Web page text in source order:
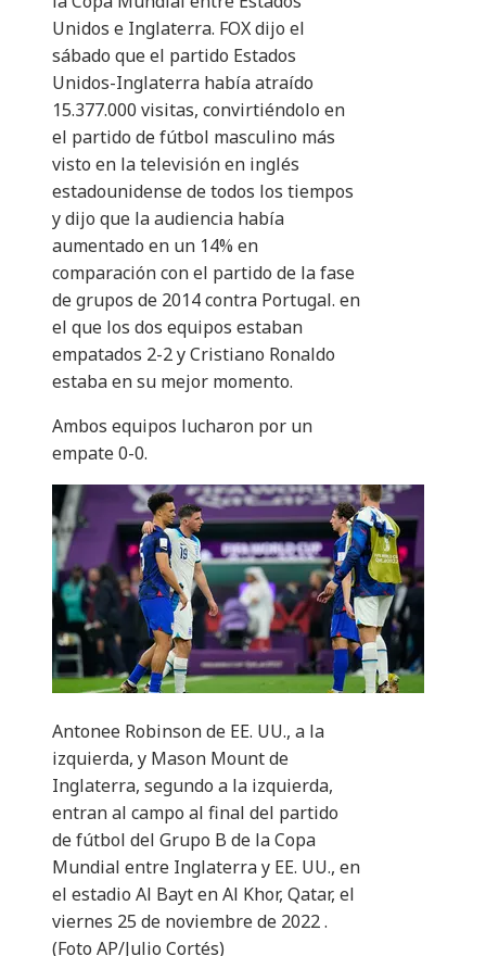
Unidos e Inglaterra. FOX dijo el
sábado que el partido Estados
Unidos-Inglaterra había atraído
15.377.000 visitas, convirtiéndolo en
el partido de fútbol masculino más
visto en la televisión en inglés
estadounidense de todos los tiempos
y dijo que la audiencia había
aumentado en un 14% en
comparación con el partido de la fase
de grupos de 2014 contra Portugal. en
el que los dos equipos estaban
empatados 2-2 y Cristiano Ronaldo
estaba en su mejor momento.
Ambos equipos lucharon por un
empate 0-0.
Antonee Robinson de EE. UU., a la
izquierda, y Mason Mount de
Inglaterra, segundo a la izquierda,
entran al campo al final del partido
de fútbol del Grupo B de la Copa
Mundial entre Inglaterra y EE. UU., en
el estadio Al Bayt en Al Khor, Qatar, el
viernes 25 de noviembre de 2022 .
(Foto AP/Julio Cortés)